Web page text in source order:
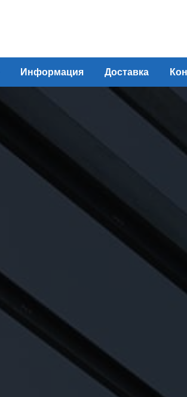
Информация Доставка